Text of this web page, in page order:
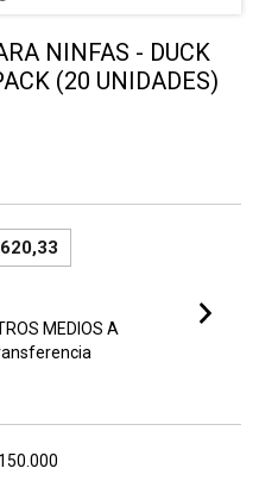
NINFAS - DUCK
(20 UNIDADES)
MEDIOS A